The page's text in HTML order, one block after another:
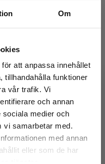
Om
att anpassa innehållet
tillhandahålla funktioner
vår trafik. Vi
och annan
sociala medier och
vi samarbetar med.
med annan
eller som de har
S (red.)